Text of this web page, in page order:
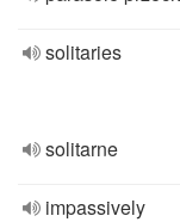
solitaries
solitarne
impassively